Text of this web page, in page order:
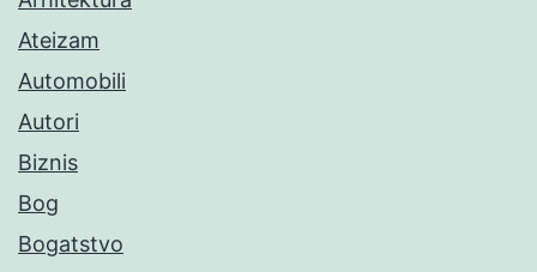
Ateizam
Automobili
Autori
Biznis
Bog
Bogatstvo